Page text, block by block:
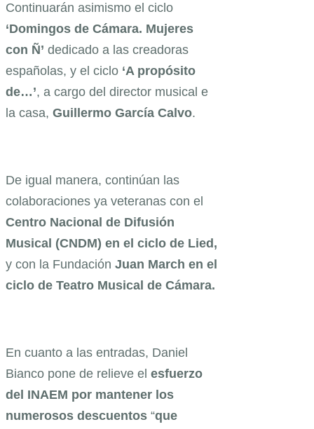
Continuarán asimismo el ciclo
‘Domingos de Cámara. Mujeres
con Ñ’ dedicado a las creadoras
españolas, y el ciclo ‘A propósito
de…’, a cargo del director musical e
la casa, Guillermo García Calvo.
De igual manera, continúan las
colaboraciones ya veteranas con el
Centro Nacional de Difusión
Musical (CNDM) en el ciclo de Lied,
y con la Fundación Juan March en el
ciclo de Teatro Musical de Cámara.
En cuanto a las entradas, Daniel
Bianco pone de relieve el esfuerzo
del INAEM por mantener los
numerosos descuentos “que